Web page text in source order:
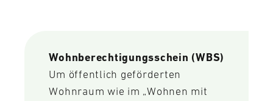
Wohnberechtigungsschein (WBS)
Um öffentlich geförderten
Wohnraum wie im „Wohnen mit